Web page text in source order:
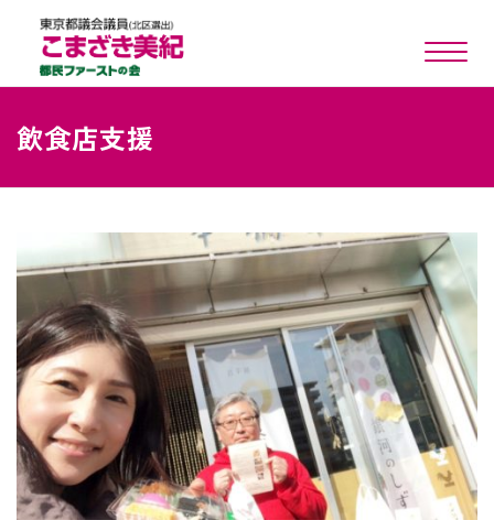
toggle
飲食店支援